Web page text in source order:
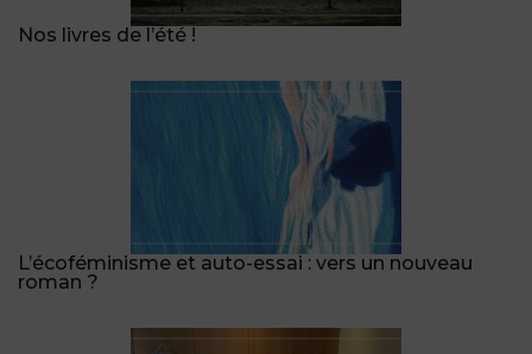
Nos livres de l’été !
L’écoféminisme et auto-essai : vers un nouveau
roman ?